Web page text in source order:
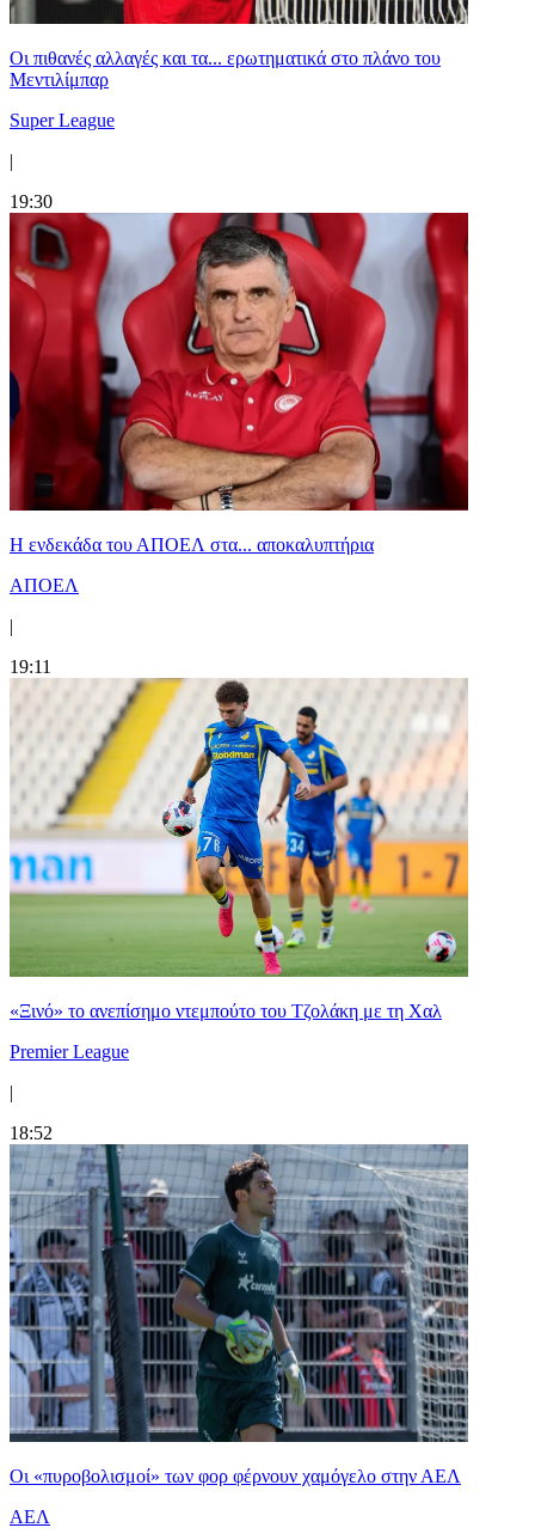
Οι πιθανές αλλαγές και τα... ερωτηματικά στο πλάνο του
Μεντιλίμπαρ
Super League
|
19:30
Η ενδεκάδα του ΑΠΟΕΛ στα... αποκαλυπτήρια
ΑΠΟΕΛ
|
19:11
«Ξινό» το ανεπίσημο ντεμπούτο του Τζολάκη με τη Χαλ
Premier League
|
18:52
Οι «πυροβολισμοί» των φορ φέρνουν χαμόγελο στην ΑΕΛ
ΑΕΛ